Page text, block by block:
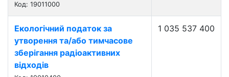
Код: 19011000
Екологічний податок за
утворення та/або тимчасове
зберігання радіоактивних
відходів
1 035 537 400